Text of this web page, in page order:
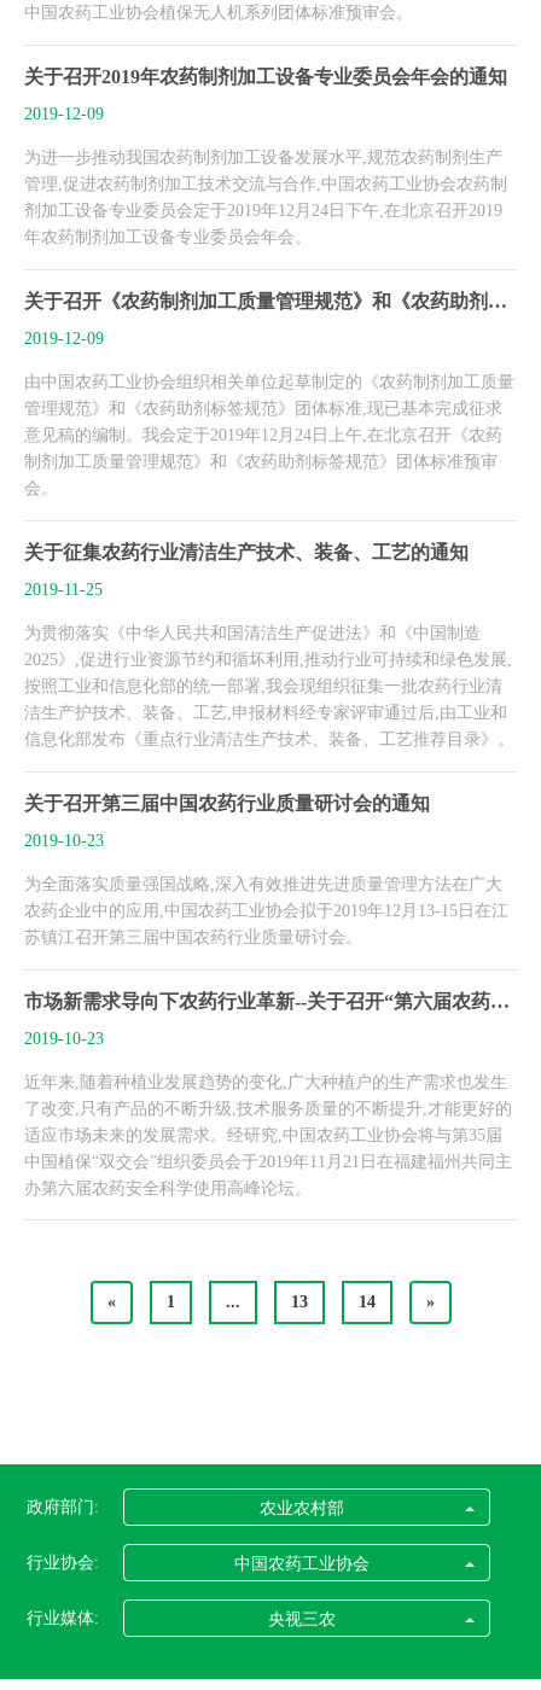
中国农药工业协会植保无人机系列团体标准预审会。
关于召开2019年农药制剂加工设备专业委员会年会的通知
2019-12-09
为进一步推动我国农药制剂加工设备发展水平,规范农药制剂生产
管理,促进农药制剂加工技术交流与合作,中国农药工业协会农药制
剂加工设备专业委员会定于2019年12月24日下午,在北京召开2019
年农药制剂加工设备专业委员会年会。
关于召开《农药制剂加工质量管理规范》和《农药助剂标签规范》团体标准预审会的通知
2019-12-09
由中国农药工业协会组织相关单位起草制定的《农药制剂加工质量
管理规范》和《农药助剂标签规范》团体标准,现已基本完成征求
意见稿的编制。我会定于2019年12月24日上午,在北京召开《农药
制剂加工质量管理规范》和《农药助剂标签规范》团体标准预审
会。
关于征集农药行业清洁生产技术、装备、工艺的通知
2019-11-25
为贯彻落实《中华人民共和国清洁生产促进法》和《中国制造
2025》,促进行业资源节约和循坏利用,推动行业可持续和绿色发展,
按照工业和信息化部的统一部署,我会现组织征集一批农药行业清
洁生产护技术、装备、工艺,申报材料经专家评审通过后,由工业和
信息化部发布《重点行业清洁生产技术、装备、工艺推荐目录》。
关于召开第三届中国农药行业质量研讨会的通知
2019-10-23
为全面落实质量强国战略,深入有效推进先进质量管理方法在广大
农药企业中的应用,中国农药工业协会拟于2019年12月13-15日在江
苏镇江召开第三届中国农药行业质量研讨会。
市场新需求导向下农药行业革新--关于召开“第六届农药安全科学使用高峰论坛”的通知
2019-10-23
近年来,随着种植业发展趋势的变化,广大种植户的生产需求也发生
了改变,只有产品的不断升级,技术服务质量的不断提升,才能更好的
适应市场未来的发展需求。经研究,中国农药工业协会将与第35届
中国植保“双交会”组织委员会于2019年11月21日在福建福州共同主
办第六届农药安全科学使用高峰论坛。
« 1 ... 13 14 »
政府部门: 农业农村部
行业协会: 中国农药工业协会
行业媒体: 央视三农